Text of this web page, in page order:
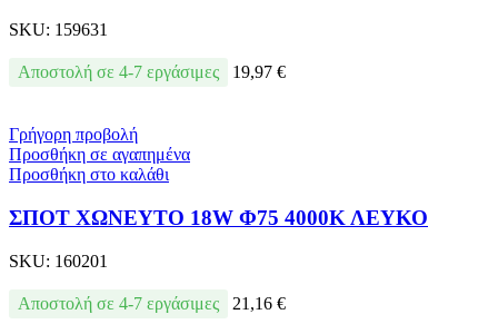
SKU: 159631
Αποστολή σε 4-7 εργάσιμες 19,97 €
Γρήγορη προβολή
Προσθήκη σε αγαπημένα
Προσθήκη στο καλάθι
ΣΠΟΤ ΧΩΝΕΥΤΟ 18W Φ75 4000Κ ΛΕΥΚΟ
SKU: 160201
Αποστολή σε 4-7 εργάσιμες 21,16 €